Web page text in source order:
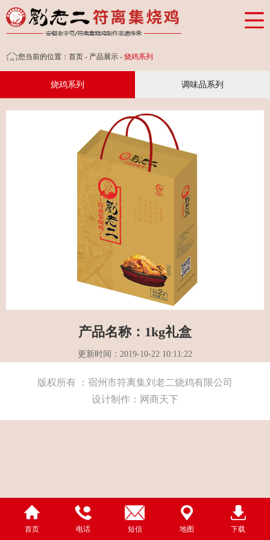
网站首页
产品展示
您当前的位置： 首页 - 产品展示 - 烧鸡系列
烧鸡系列 调味品系列
产品名称：1kg礼盒
更新时间：2019-10-22 10:11:22
版权所有 ：宿州市符离集刘老二烧鸡有限公司
设计制作：网商天下
首页 电话 短信 地图 下载